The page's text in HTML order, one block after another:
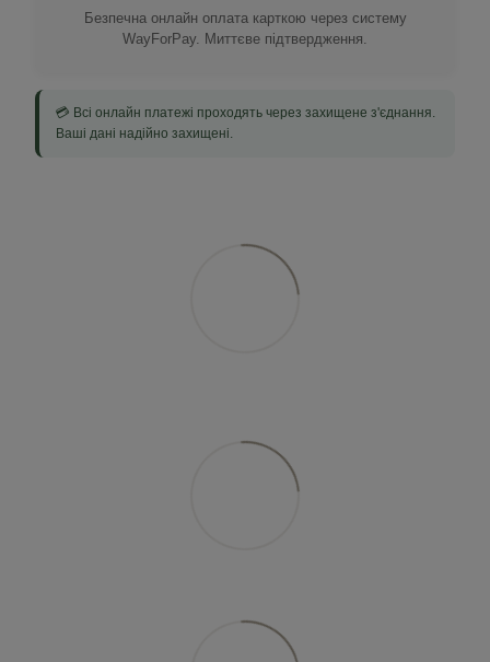
Безпечна онлайн оплата карткою через систему
WayForPay. Миттєве підтвердження.
💳 Всі онлайн платежі проходять через захищене з'єднання.
Ваші дані надійно захищені.